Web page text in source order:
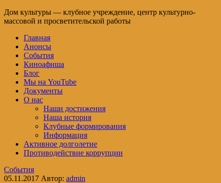
Дом культуры — клубное учреждение, центр культурно-
массовой и просветительской работы
Главная
Анонсы
События
Киноафиша
Блог
Мы на YouTube
Документы
О нас
Наши достижения
Наша история
Клубные формирования
Информация
Активное долголетие
Противодействие коррупции
События
05.11.2017 Автор: admin